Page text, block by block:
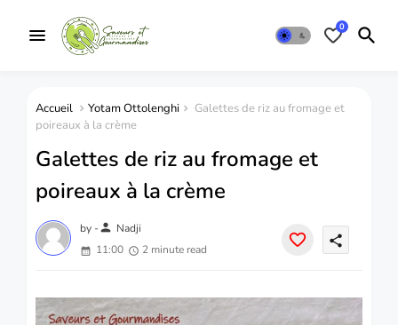
0
Accueil Yotam Ottolenghi
Galettes de riz au fromage et
poireaux à la crème
Galettes de riz au fromage et
poireaux à la crème
by -person Nadji
11:00
2 minute read
share